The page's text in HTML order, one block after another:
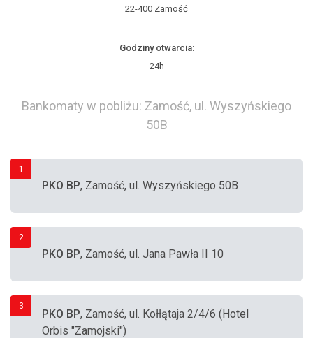
22-400 Zamość
Godziny otwarcia:
24h
Bankomaty w pobliżu: Zamość, ul. Wyszyńskiego
50B
1
PKO BP, Zamość, ul. Wyszyńskiego 50B
2
PKO BP, Zamość, ul. Jana Pawła II 10
3
PKO BP, Zamość, ul. Kołłątaja 2/4/6 (Hotel
Orbis "Zamojski")